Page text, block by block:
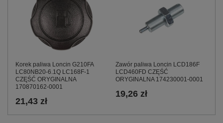
Korek paliwa Loncin G210FA
LC80NB20-6.1Q LC168F-1
CZĘŚĆ ORYGINALNA
170870162-0001
21,43 zł
Zawór paliwa Loncin LCD186F
LCD460FD CZĘŚĆ
ORYGINALNA 174230001-0001
19,26 zł